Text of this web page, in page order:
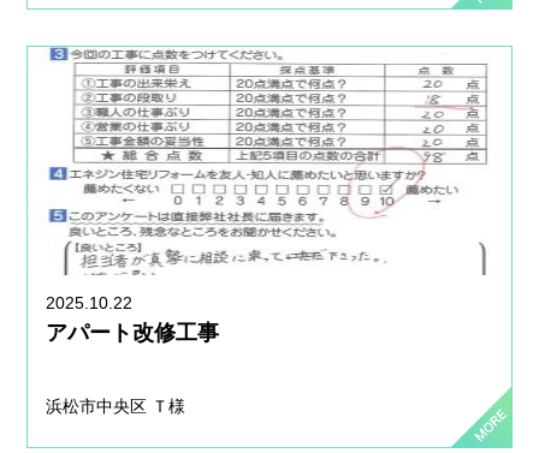
2025.10.22
アパート改修工事
浜松市中央区 Ｔ様